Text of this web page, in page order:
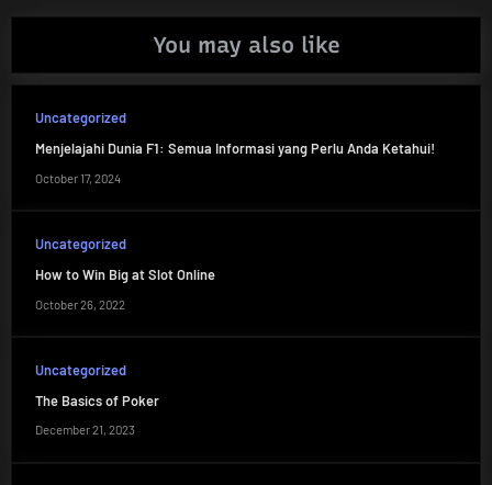
You may also like
Uncategorized
Menjelajahi Dunia F1: Semua Informasi yang Perlu Anda Ketahui!
October 17, 2024
Uncategorized
How to Win Big at Slot Online
October 26, 2022
Uncategorized
The Basics of Poker
December 21, 2023